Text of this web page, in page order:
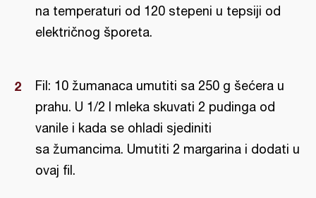
na temperaturi od 120 stepeni u tepsiji od
električnog šporeta.
Fil: 10 žumanaca umutiti sa 250 g šećera u
prahu. U 1/2 l mleka skuvati 2 pudinga od
vanile i kada se ohladi sjediniti
sa žumancima. Umutiti 2 margarina i dodati u
ovaj fil.